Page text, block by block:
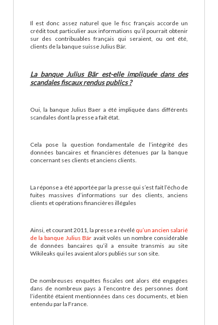
Il est donc assez naturel que le fisc français accorde un
crédit tout particulier aux informations qu’il pourrait obtenir
sur des contribuables français qui seraient, ou ont été,
clients de la banque suisse Julius Bär.
La banque Julius Bär est-elle impliquée dans des
scandales fiscaux rendus publics ?
Oui, la banque Julius Baer a été impliquée dans différents
scandales dont la presse a fait état.
Cela pose la question fondamentale de l’intégrité des
données bancaires et financières détenues par la banque
concernant ses clients et anciens clients.
La réponse a été apportée par la presse qui s’est fait l’écho de
fuites massives d’informations sur des clients, anciens
clients et opérations financières illégales
Ainsi, et courant 2011, la presse a révélé qu’un ancien salarié
de la banque Julius Bär avait volés un nombre considérable
de données bancaires qu’il a ensuite transmis au site
Wikileaks qui les avaient alors publiés sur son site.
De nombreuses enquêtes fiscales ont alors été engagées
dans de nombreux pays à l’encontre des personnes dont
l’identité étaient mentionnées dans ces documents, et bien
entendu par la France.